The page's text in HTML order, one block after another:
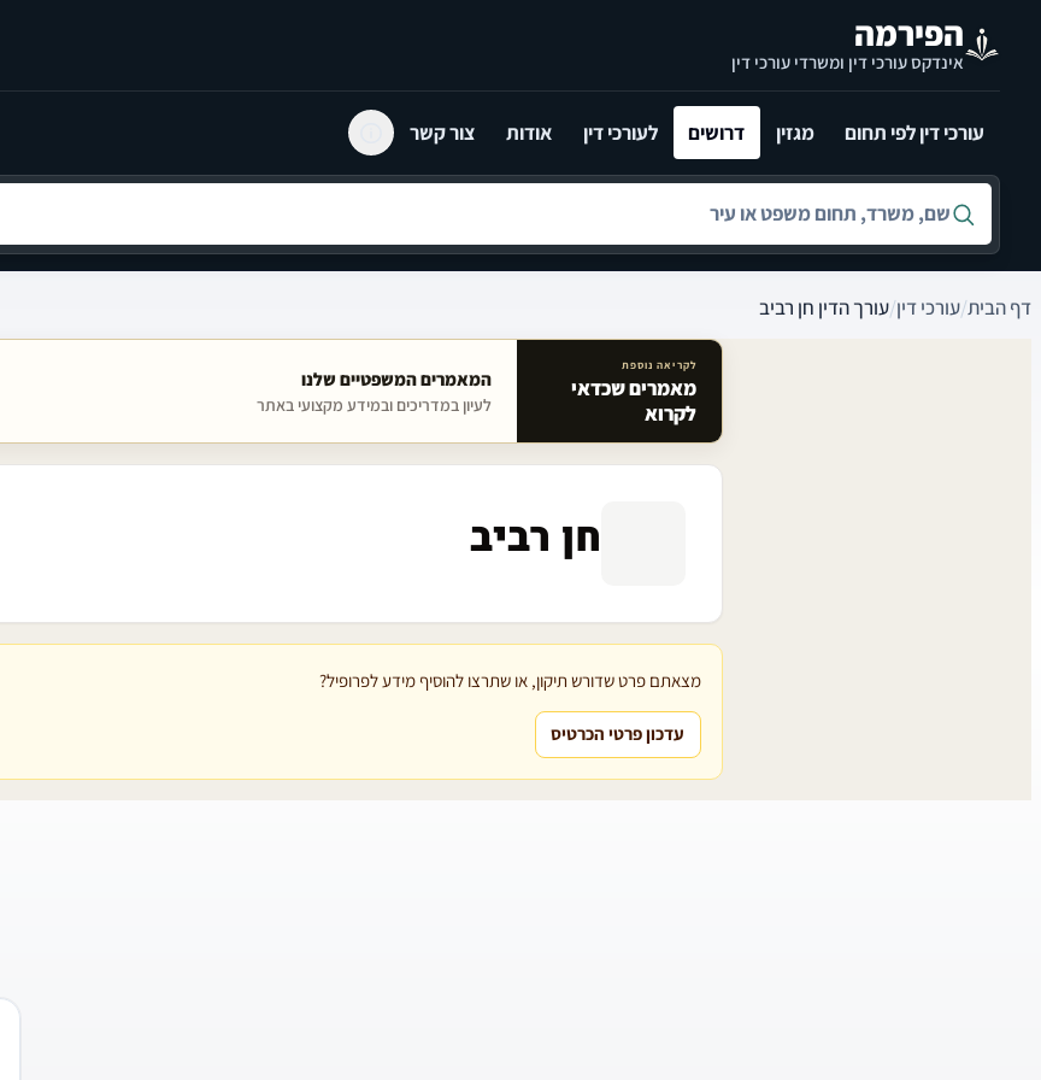
הפירמה
אינדקס עורכי דין ומשרדי עורכי דין
עורכי דין לפי תחום מגזין דרושים לעורכי דין אודות צור קשר
חיפוש לפי שם, משרד, תחום משפט או עיר
דף הבית/עורכי דין/עורך הדין חן רביב
מאמרים קשורים באתר
לקריאה נוספת
מאמרים שכדאי
לקרוא
המאמרים המשפטיים שלנו
לעיון במדריכים ובמידע מקצועי באתר
חן רביב
מצאתם פרט שדורש תיקון, או שתרצו להוסיף מידע לפרופיל?
עדכון פרטי הכרטיס